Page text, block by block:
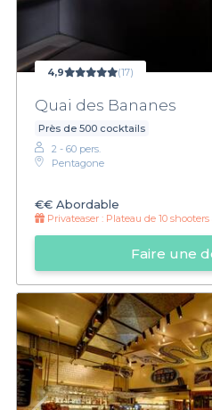
4,9 (17)
Quai des Bananes
Près de 500 cocktails
2 - 60 pers.
Pentagone
€€ Abordable
Privateaser : Plateau de 10
Faire une